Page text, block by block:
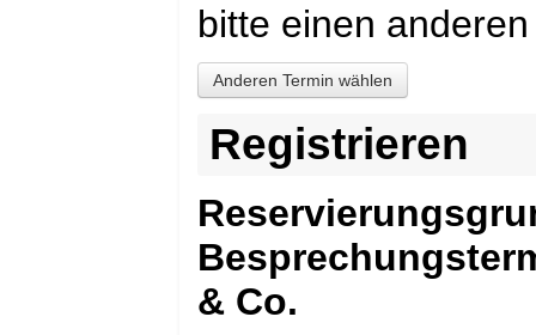
bitte einen
Registrieren
& Co.